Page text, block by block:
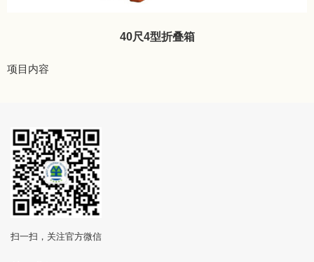
40尺4型折叠箱
项目内容
扫一扫，关注官方微信